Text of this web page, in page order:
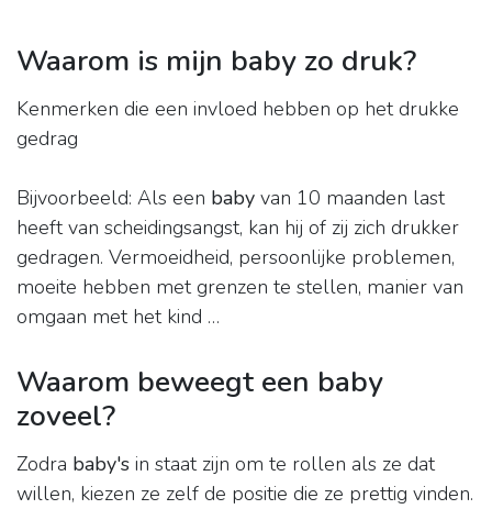
Waarom is mijn baby zo druk?
Kenmerken die een invloed hebben op het drukke
gedrag
Bijvoorbeeld: Als een baby van 10 maanden last
heeft van scheidingsangst, kan hij of zij zich drukker
gedragen. Vermoeidheid, persoonlijke problemen,
moeite hebben met grenzen te stellen, manier van
omgaan met het kind …
Waarom beweegt een baby
zoveel?
Zodra baby's in staat zijn om te rollen als ze dat
willen, kiezen ze zelf de positie die ze prettig vinden.